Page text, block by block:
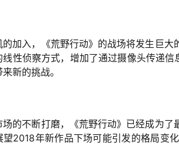
的加入，《荒野行动》的战场将发生巨
线性侦察方式，增加了通过摄像头传递
新的挑战。
场的不断打磨，《荒野行动》已经成为了
望2018年新作品下场可能引发的格局变